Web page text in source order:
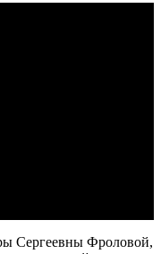
Сергеевны Фроловой,